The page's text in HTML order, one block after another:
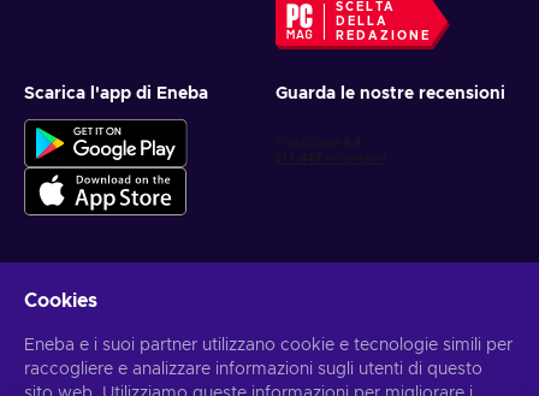
SCELTA
DELLA
REDAZIONE
Scarica l'app di Eneba Guarda le nostre recensioni
Ottieni offerte di gioco personalizzate
Iscriviti
Puoi annullare l'iscrizione in qualsiasi momento. Visital'informativa
Cookies
Eneba e i suoi partner utilizzano cookie e tecnologie simili per
raccogliere e analizzare informazioni sugli utenti di questo